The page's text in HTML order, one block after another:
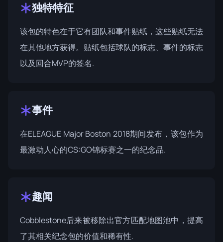
独特特征
该包的特色在于它有团队和事件贴纸，这些贴纸无法
在其他地方获得。贴纸包括球队的标志、事件的标志
以及回合MVP的签名.
事件
在ELEAGUE Major Boston 2018期间发布，该包作为
最激动人心的CS:GO锦标赛之一的纪念品.
趣闻
Cobblestone后来被移除出官方匹配地图池中，提高
了其相关纪念包的价值和稀有性.